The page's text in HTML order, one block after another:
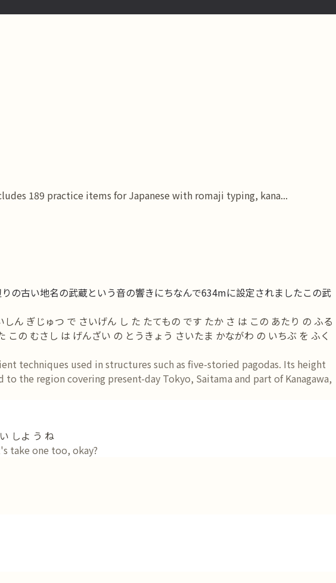
189 practice items for Japanese with romaji typing, kana...
の古い地名の武蔵という音の響きにちなんで634mに設定されましたこの武
ん ぎじゅつ で さいげん し た たてもの です たか さ は この あたり の ふる
の むさし は げんざい の とうきょう さいたま かながわ の いちぶ を ふく
techniques used in structures such as five-storied pagodas. Its height
the region covering present-day Tokyo, Saitama and part of Kanagawa,
しよ う ね
take one too, okay?